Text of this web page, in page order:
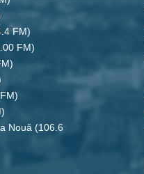
FM)
FM)
Nouă (106.6